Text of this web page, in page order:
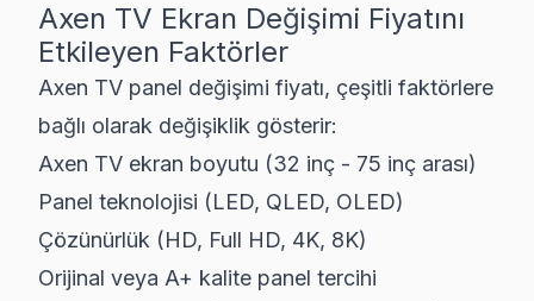
Axen TV Ekran Değişimi Fiyatını
Etkileyen Faktörler
Axen TV panel değişimi fiyatı, çeşitli faktörlere
bağlı olarak değişiklik gösterir:
Axen TV ekran boyutu (32 inç - 75 inç arası)
Panel teknolojisi (LED, QLED, OLED)
Çözünürlük (HD, Full HD, 4K, 8K)
Orijinal veya A+ kalite panel tercihi